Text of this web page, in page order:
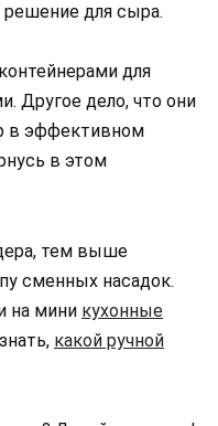
для сыра.
для
Другое дело, что они
в эффективном
в этом
тем выше
сменных насадок.
на мини кухонные
какой ручной